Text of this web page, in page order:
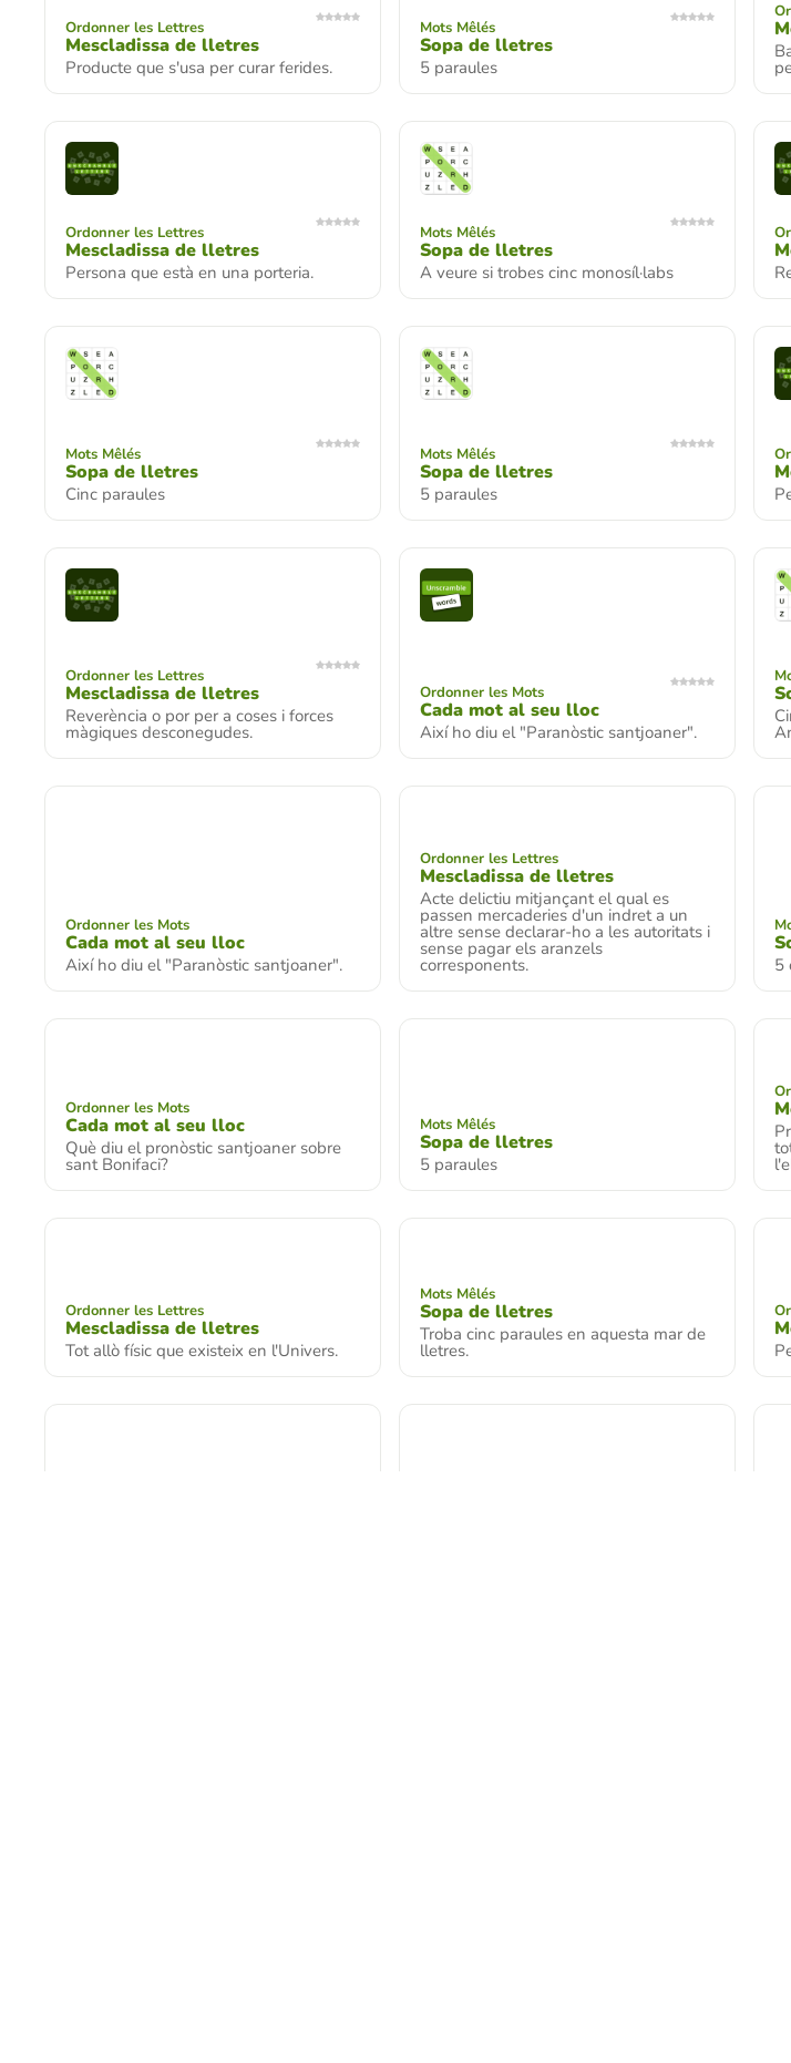
Ordonner les Lettres
Mescladissa de lletres
Producte que s'usa per curar ferides.
Mots Mêlés
Sopa de lletres
5 paraules
Ordonner les Lettres
Mescladissa de lletres
Persona que està en una porteria.
Mots Mêlés
Sopa de lletres
A veure si trobes cinc monosíl·labs
Mots Mêlés
Sopa de lletres
Cinc paraules
Mots Mêlés
Sopa de lletres
5 paraules
Ordonner les Lettres
Mescladissa de lletres
Reverència o por per a coses i forces
màgiques desconegudes.
Ordonner les Mots
Cada mot al seu lloc
Així ho diu el "Paranòstic santjoaner".
Ordonner les Mots
Ordonner les Lettres
Mescladissa de lletres
Acte delictiu mitjançant el qual es
passen mercaderies d'un indret a un
altre sense declarar-ho a les autoritats i
sense pagar els aranzels
Ordonner les Mots
Què diu el pronòstic santjoaner sobre Sopa de lletres
Mots Mêlés